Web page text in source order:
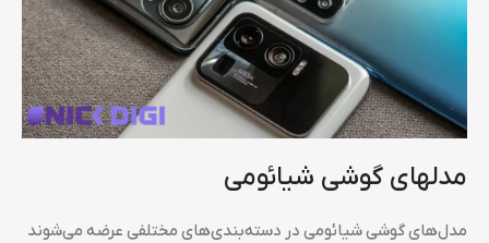
مدلهای گوشی شیائومی
مدل‌های گوشی شیائومی در دسته‌بندی‌های مختلفی عرضه می‌شوند